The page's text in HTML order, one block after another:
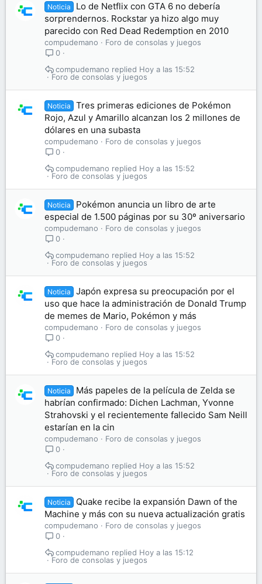
Noticia
Lo de Netflix con GTA 6 no debería
sorprendernos. Rockstar ya hizo algo muy
parecido con Red Dead Redemption en 2010
compudemano
Foro de consolas y juegos
0
Foro de consolas y juegos
Hoy a las 15:52
compudemano
Noticia
Tres primeras ediciones de Pokémon
Rojo, Azul y Amarillo alcanzan los 2 millones de
dólares en una subasta
compudemano
Foro de consolas y juegos
0
Foro de consolas y juegos
Hoy a las 15:52
compudemano
Noticia
Pokémon anuncia un libro de arte
especial de 1.500 páginas por su 30º aniversario
compudemano
Foro de consolas y juegos
0
Foro de consolas y juegos
Hoy a las 15:52
compudemano
Noticia
Japón expresa su preocupación por el
uso que hace la administración de Donald Trump
de memes de Mario, Pokémon y más
compudemano
Foro de consolas y juegos
0
Foro de consolas y juegos
Hoy a las 15:52
compudemano
Noticia
Más papeles de la película de Zelda se
habrían confirmado: Dichen Lachman, Yvonne
Strahovski y el recientemente fallecido Sam Neill
estarían en la cin
compudemano
Foro de consolas y juegos
0
Foro de consolas y juegos
Hoy a las 15:52
compudemano
Noticia
Quake recibe la expansión Dawn of the
Machine y más con su nueva actualización gratis
compudemano
Foro de consolas y juegos
0
Foro de consolas y juegos
Hoy a las 15:12
compudemano